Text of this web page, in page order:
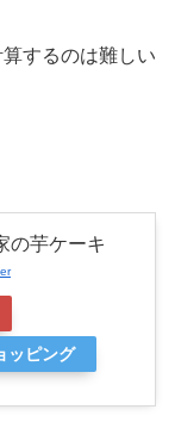
するのは難しい
の芋ケーキ
ッピング